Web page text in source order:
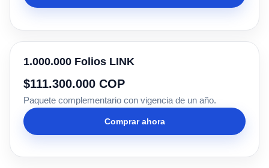
1.000.000 Folios LINK
$111.300.000 COP
Paquete complementario con vigencia de un año.
Comprar ahora